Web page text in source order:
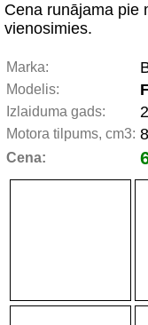
Cena runājama pie
vienosimies.
Marka:
Modelis:
Izlaiduma gads:
Motora tilpums, cm3:
Cena: